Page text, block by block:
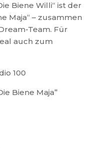
Biene Willi“ ist der
Maja“ – zusammen
Team. Für
auch zum
100
Biene Maja”